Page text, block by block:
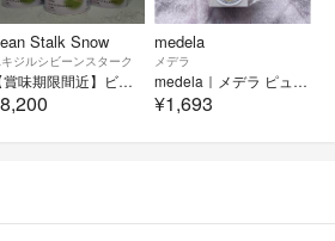
Stalk Snow
ジルシビーンスターク
【賞味期限間近】ビーンスターク すこやかM1 大缶(800g) スティック
medela
メデラ
medela｜メデラ ピュアレーン ラノリンクリーム 37g
¥1,693